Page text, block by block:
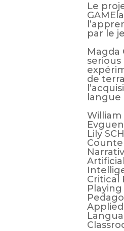
Le
par le
Magda
serious
de
William
Lily
Artificial
Critical
Playing